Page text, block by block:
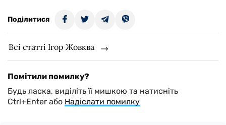
Поділитися
Всі статті Ігор Жовква
Помітили помилку?
Будь ласка, виділіть її мишкою та натисніть
Ctrl+Enter або Надіслати помилку